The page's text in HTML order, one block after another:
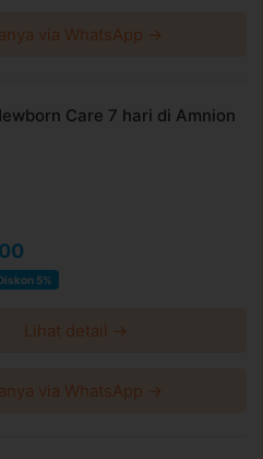
via WhatsApp →
Care 7 hari di Amnion
5%
Lihat detail →
via WhatsApp →